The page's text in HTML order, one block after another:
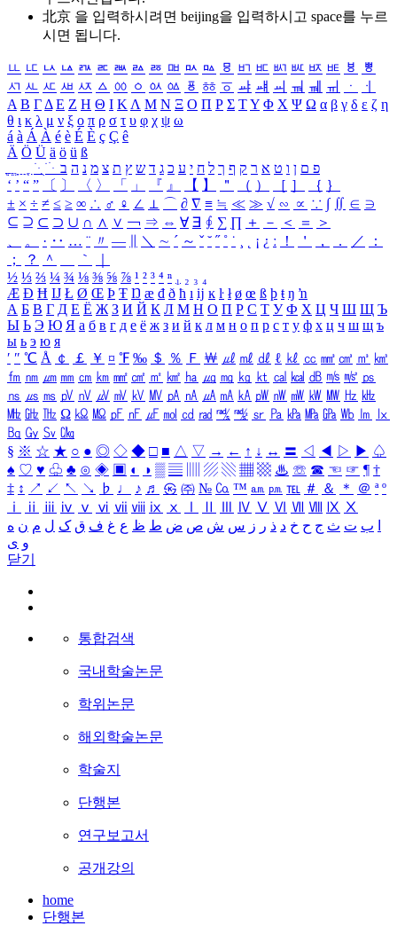
北京 을 입력하시려면 beijing을 입력하시고 space를 누르
시면 됩니다.
ㅥ ㅦ ㅧ ㅨ ㅩ ㅪ ㅫ ㅬ ㅭ ㅮ ㅯ ㅰ ㅱ ㅲ ㅳ ㅴ ㅵ ㅶ ㅷ ㅸ
ㅹ
ㅺ ㅻ ㅼ ㅽ ㅾ ㅿ ㆀ ㆁ ㆂ ㆃ ㆄ ㆅ ㆆ ㆇ ㆈ ㆉ ㆊ ㆋ ㆌ ㆍ
ㆎ
Α Β ΓΔ Ε Ζ Η Θ Ι ΚΛ Μ Ν Ξ Ο Π Ρ Σ ΤΥ Φ Χ Ψ Ω α β γ δ ε ζ η
θ ι κ λ μ ν ξ ο π ρ σ τ υ φ χ ψ ω
á à Á À é è É È ç Ç ê
Ä Ö Ü ä ö ü ß
ִֶֹ ֻּ ׁׂ פ ם ן ו ט א ר ק ף ך ל ח י ע כ ג ד ש ץ ת צ מ נ ה ב
‘ ’ “ ” 〔 〕 〈 〉 「 」 『 』 【 】 ＂ （ ） ［ ］ ｛ ｝
± × ÷ ≠ ≤ ≥ ∞ ∴ ♂ ♀ ∠ ⊥ ⌒ ∂ ∇ ≡ ≒ ≪ ≫ √ ∽ ∝ ∵ ∫ ∬ ∈ ∋
⊆ ⊇ ⊂ ⊃ ∪ ∩ ∧ ∨ ￢ ⇒ ⇔ ∀ ∃ ∮ ∑ ∏ ＋ － ＜ ＝
＞
、
。 · ‥ … ¨ 〃 ― ＼ ∼ ´ ～ ˇ ˘ ˝ ˚ ˙ ¸ ¡ ¿ ː ！ ＇ ， ． ／
：
；
？ ＾ ｀
½ ⅓ ⅔ ¼ ¾ ⅛ ⅜ ⅝ ⅞ ¹ ² ³ ⁴ ⁿ ₁ ₂ ₃ ₄
Æ Ð Ħ Ĳ Ł Ø Œ Þ Ŧ Ŋ æ đ ð ħ ı ĳ ĸ ŀ ł ø œ ß þ ŧ ŋ ŉ
А Б В Г Д Е Ё Ж З И Й К Л М Н О П Р С Т У Ф Х Ц Ч Ш Щ Ъ
Ы Ь Э Ю Я а б в г д е ё ж з и й к л м н о п р с т у ф х ц ч ш щ ъ
ы ь э ю я
′ ″ ℃ Å ￠ ￡ ￥ ¤ ℉ ‰ ＄ ％ Ｆ ￦ ㎕ ㎖ ㎗ ℓ ㎘ ㏄ ㎣ ㎤ ㎥ ㎦
㎙ ㎚ ㎛ ㎜ ㎝ ㎞ ㎟ ㎠ ㎡ ㎢ ㏊ ㎍ ㎎ ㎏ ㏏ ㎈ ㎉ ㏈ ㎧ ㎨ ㎰
㎱ ㎲ ㎳ ㎴ ㎵ ㎶ ㎷ ㎸ ㎹ ㎀ ㎁ ㎂ ㎃ ㎄ ㎺ ㎻ ㎽ ㎾ ㎿ ㎐ ㎑
㎒ ㎓ ㎔ Ω ㏀ ㏁ ㎊ ㎋ ㎌ ㏖ ㏅ ㎭ ㎮ ㎯ ㏛ ㎩ ㎪ ㎫ ㎬ ㏝ ㏐
㏓
㏃ ㏉ ㏜ ㏆
§ ※ ☆ ★ ○ ● ◎ ◇ ◆ □ ■ △ ▽ → ← ↑ ↓ ↔ 〓 ◁ ◀ ▷ ▶ ♤
♠ ♡ ♥ ♧ ♣ ⊙ ◈ ▣ ◐ ◑ ▒ ▤ ▨ ▧ ▦ ▩ ♨ ☏ ☎ ☜ ☞ ¶ †
‡ ↕ ↗ ↙ ↖ ↘ ♭ ♩ ♪ ♬ ㉿ ㈜ № ㏇ ™ ㏂ ㏘ ℡ ＃ ＆ ＊ ＠ ª º
ⅰ
ⅱ ⅲ ⅳ ⅴ ⅵ ⅶ ⅷ ⅸ ⅹ Ⅳ Ⅴ Ⅵ Ⅶ Ⅷ Ⅸ Ⅹ
ب ت ث ج ح خ د ذ ر ز س ش ص ض ط ظ ع غ ف ق ک ل م ن ه
و ی
닫기
통합검색
국내학술논문
학위논문
해외학술논문
학술지
단행본
연구보고서
공개강의
home
단행본